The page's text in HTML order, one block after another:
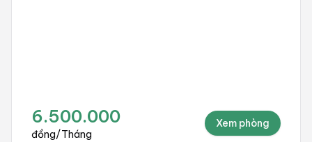
10.000.000
đồng/Tháng
Xem phòng